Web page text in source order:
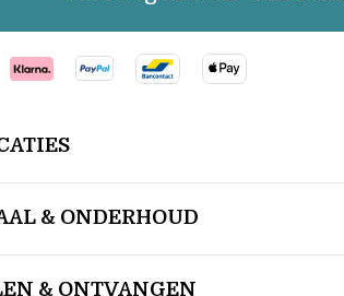
& ONDERHOUD
& ONTVANGEN